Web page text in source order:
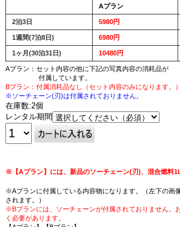
Aプラン
2泊3日 5980円
1週間(7泊8日) 6980円
1ヶ月(30泊31日) 10480円
Aプラン：セット内容の他に下記の写真内容の消耗品が
付属しています。
Bプラン：付属消耗品なし（セット内容のみになります。）
※ソーチェーン(刃)は付属されておりません。
在庫数:2個
レンタル期間
※【Aプラン】には、新品のソーチェーン(刃)、混合燃料
※Aプランに付属している内容物になります。（左下の画
されます。）
※Bプランには、ソーチェーンが付属されておりません。
く必要があります。